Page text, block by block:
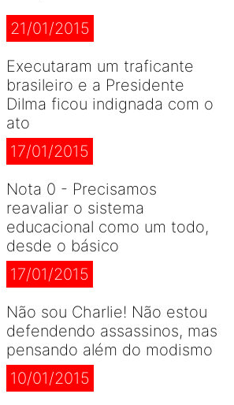
21/01/2015
Executaram um traficante
brasileiro e a Presidente
Dilma ficou indignada com o
ato
17/01/2015
Nota 0 - Precisamos
reavaliar o sistema
educacional como um todo,
desde o básico
17/01/2015
Não sou Charlie! Não estou
defendendo assassinos, mas
pensando além do modismo
10/01/2015